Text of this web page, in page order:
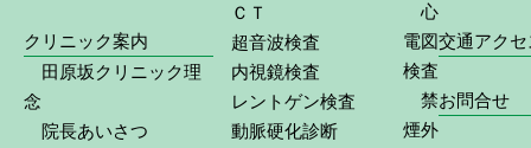
クリニック案内
田原坂クリニック理
念
院長あいさつ
ＣＴ
超音波検査
内視鏡検査
レントゲン検査
動脈硬化診断
心
電図
検査
禁
煙外
交通アクセ
お問合せ